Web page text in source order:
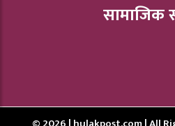
सामाजिक